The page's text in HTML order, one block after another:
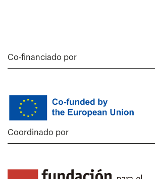
Co-financiado por
Coordinado por